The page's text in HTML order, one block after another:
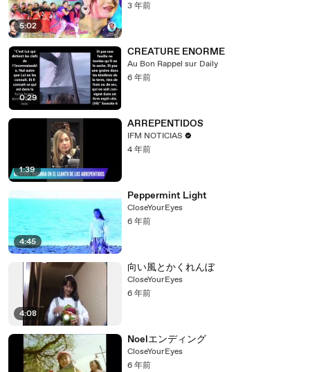
5:02
3 年前
0:29
CREATURE ENORME
Au Bon Rappel sur Daily
6 年前
1:39
ARREPENTIDOS
IFM NOTICIAS
4 年前
4:45
Peppermint Light
CloseYourEyes
6 年前
4:08
向い風とかくれんぼ
CloseYourEyes
6 年前
Noelエンディング
CloseYourEyes
6 年前